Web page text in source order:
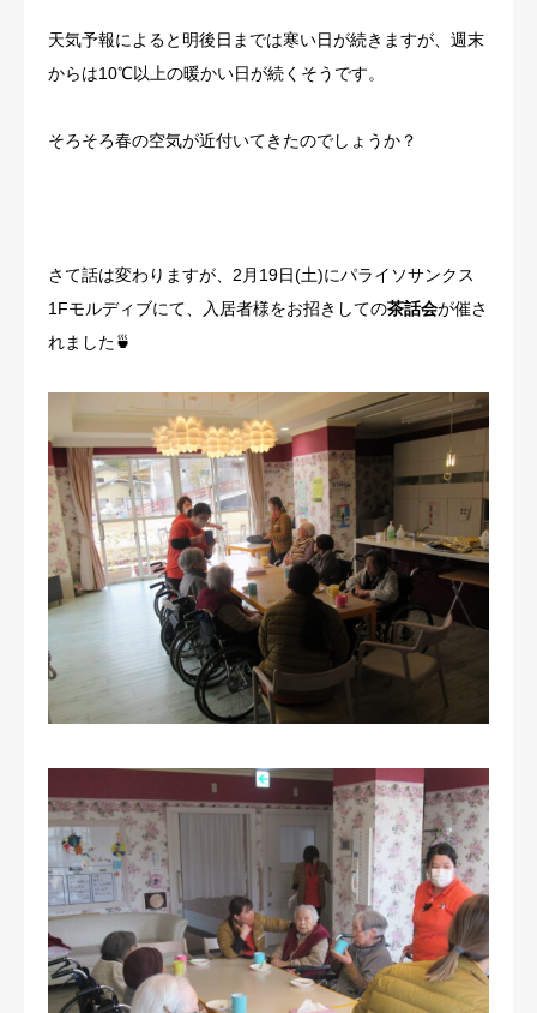
天気予報によると明後日までは寒い日が続きますが、週末
からは10℃以上の暖かい日が続くそうです。
そろそろ春の空気が近付いてきたのでしょうか？
さて話は変わりますが、2月19日(土)にパライソサンクス
1Fモルディブにて、入居者様をお招きしての茶話会が催さ
れました🍵